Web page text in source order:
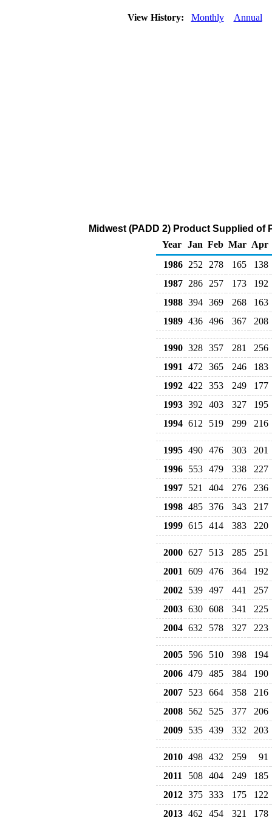
View History: Monthly Annual
Midwest (PADD 2) Product Supplied
Year Jan Feb Mar Apr
1986 252 278 165
138
1987 286 257 173
192
1988 394 369 268
163
1989 436 496 367 208
1990 328 357 281
256
1991
472 365 246
183
1992 422 353 249
177
1993 392 403 327
195
1994 612 519 299 216
1995 490 476 303
201
1996 553 479 338
227
1997 521 404 276
236
1998 485 376 343
217
1999 615 414 383 220
2000 627 513 285
251
2001
609 476 364
192
2002 539 497 441
257
2003 630 608 341
225
2004 632 578 327 223
2005 596 510 398
194
2006 479 485 384
190
2007 523 664 358
216
2008 562 525 377
206
2009 535 439 332 203
2010 498 432 259
91
2011
508 404 249
185
2012 375 333 175
122
2013 462 454 321 178